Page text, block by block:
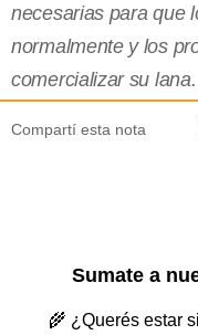
necesarias para que
normalmente y los
comercializar su lana.
Compartí esta nota
Sumate a
🌾 ¿Querés estar